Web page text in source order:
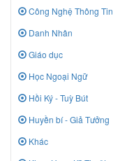
Công Nghệ Thông Tin
Danh Nhân
Giáo dục
Học Ngoại Ngữ
Hồi Ký - Tuỳ Bút
Huyền bí - Giả Tưởng
Khác